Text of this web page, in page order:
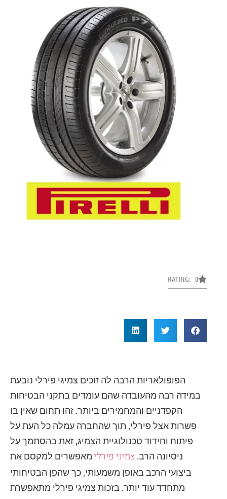
RATING: 0
הפופולאריות הרבה לה זוכים צמיגי פירלי נובעת
במידה רבה מהעובדה שהם עומדים בתקני הבטיחות
הקפדניים והמחמירים ביותר. זהו תחום שאין בו
פשרות אצל פירלי, תוך שהחברה עמלה כל העת על
פיתוח וחידוד טכנולוגיית הצמיג, זאת בהסתמך על
ניסיונה הרב. צמיגי פירלימאפשרים למקסם את
ביצועי הרכב באופן משמעותי, כך שהפן הבטיחותי
מתחדד עוד יותר. בזכות צמיגי פירלי מתאפשרת